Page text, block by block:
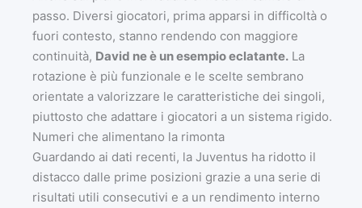
passo. Diversi giocatori, prima apparsi in difficoltà o
fuori contesto, stanno rendendo con maggiore
continuità, David ne è un esempio eclatante. La
rotazione è più funzionale e le scelte sembrano
orientate a valorizzare le caratteristiche dei singoli,
piuttosto che adattare i giocatori a un sistema rigido.
Numeri che alimentano la rimonta
Guardando ai dati recenti, la Juventus ha ridotto il
distacco dalle prime posizioni grazie a una serie di
risultati utili consecutivi e a un rendimento interno